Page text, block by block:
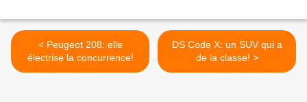
< Peugeot 208: elle
électrise la concurrence!
DS Code X: un SUV qui a
de la classe! >